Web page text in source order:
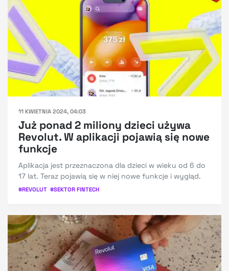
11 KWIETNIA 2024, 04:03
Już ponad 2 miliony dzieci używa
Revolut. W aplikacji pojawią się nowe
funkcje
Aplikacja jest przeznaczona dla dzieci w wieku od 6 do
17 lat. Teraz pojawią się w niej nowe funkcje i wygląd.
#REVOLUT #SEKTOR FINTECH